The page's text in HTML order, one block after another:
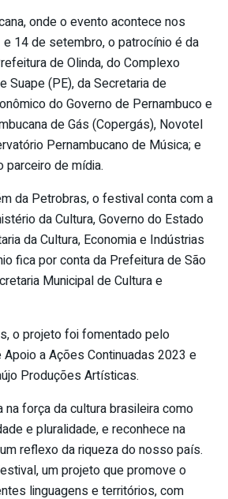
onde o evento acontece nos
14 de setembro, o patrocínio é da
de Olinda, do Complexo
Suape (PE), da Secretaria de
do Governo de Pernambuco e
de Gás (Copergás), Novotel
Pernambucano de Música; e
parceiro de mídia.
da Petrobras, o festival conta com a
da Cultura, Governo do Estado
da Cultura, Economia e Indústrias
fica por conta da Prefeitura de São
Municipal de Cultura e
o projeto foi fomentado pelo
Apoio a Ações Continuadas 2023 e
Produções Artísticas.
na força da cultura brasileira como
e pluralidade, e reconhece na
reflexo da riqueza do nosso país.
um projeto que promove o
linguagens e territórios, com